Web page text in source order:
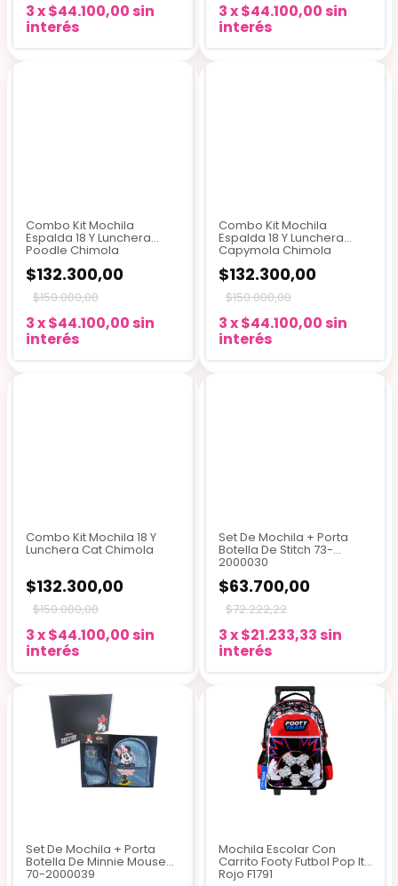
3x$44.100,00 sin
interés
3x$44.100,00 sin
interés
Combo Kit Mochila
Espalda 18 Y Lunchera
Poodle Chimola
$132.300,00
$150.000,00
3x$44.100,00 sin
interés
Combo Kit Mochila
Espalda 18 Y Lunchera
Capymola Chimola
$132.300,00
$150.000,00
3x$44.100,00 sin
interés
Combo Kit Mochila 18 Y
Lunchera Cat Chimola
$132.300,00
$150.000,00
3x$44.100,00 sin
interés
Set De Mochila + Porta
Botella De Stitch 73-
2000030
$63.700,00
$72.222,22
3x$21.233,33 sin
interés
Set De Mochila + Porta
Botella De Minnie Mouse
70-2000039
Mochila Escolar Con
Carrito Footy Futbol Pop It
Rojo F1791